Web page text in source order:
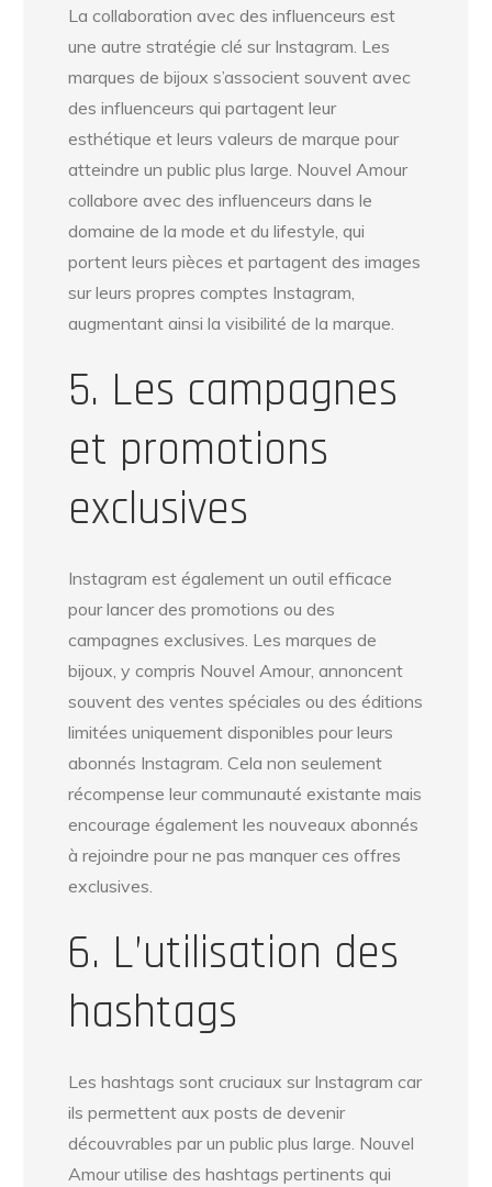
La collaboration avec des influenceurs est
une autre stratégie clé sur Instagram. Les
marques de bijoux s’associent souvent avec
des influenceurs qui partagent leur
esthétique et leurs valeurs de marque pour
atteindre un public plus large. Nouvel Amour
collabore avec des influenceurs dans le
domaine de la mode et du lifestyle, qui
portent leurs pièces et partagent des images
sur leurs propres comptes Instagram,
augmentant ainsi la visibilité de la marque.
5. Les campagnes
et promotions
exclusives
Instagram est également un outil efficace
pour lancer des promotions ou des
campagnes exclusives. Les marques de
bijoux, y compris Nouvel Amour, annoncent
souvent des ventes spéciales ou des éditions
limitées uniquement disponibles pour leurs
abonnés Instagram. Cela non seulement
récompense leur communauté existante mais
encourage également les nouveaux abonnés
à rejoindre pour ne pas manquer ces offres
exclusives.
6. L’utilisation des
hashtags
Les hashtags sont cruciaux sur Instagram car
ils permettent aux posts de devenir
découvrables par un public plus large. Nouvel
Amour utilise des hashtags pertinents qui